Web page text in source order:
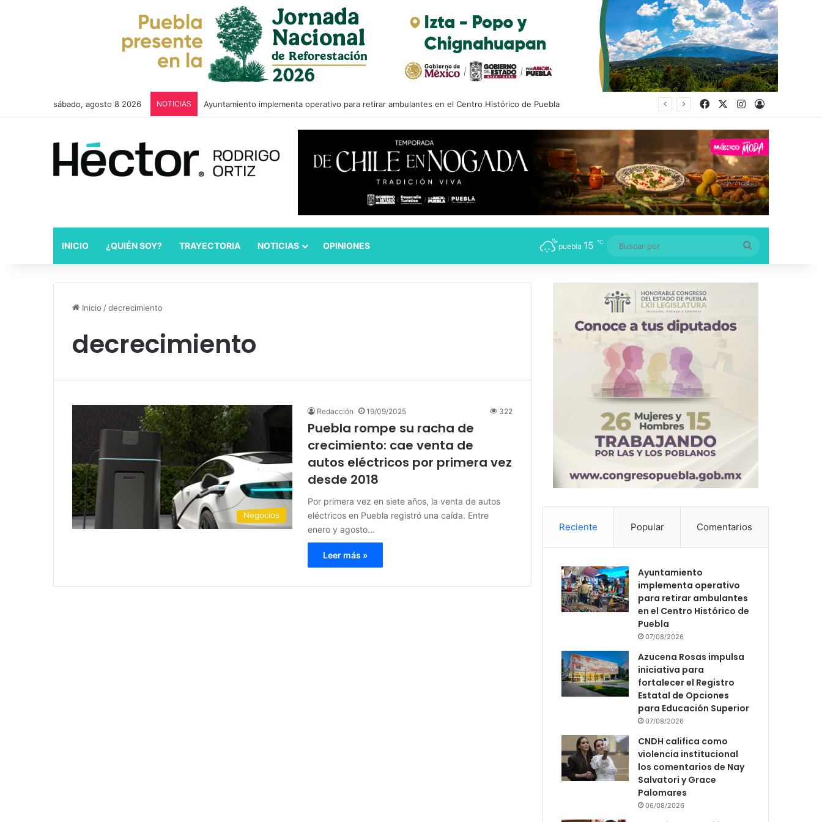
sábado, agosto 8 2026 NOTICIAS Ayuntamiento implementa operativo para retirar ambulantes en el Centro Histórico de Puebla FacebookInstagram
INICIO ¿QUIÉN SOY? TRAYECTORIA NOTICIAS OPINIONES puebla 15 ℃
por
Inicio /decrecimiento
decrecimiento
Negocios
Redacción 19/09/2025 322
Puebla rompe su racha de
crecimiento: cae venta de
autos eléctricos por primera vez
desde 2018
Por primera vez en siete años, la venta de autos
eléctricos en Puebla registró una caída. Entre
enero y agosto…
Leer más »
Reciente Popular Comentarios
Ayuntamiento
implementa operativo
para retirar ambulantes
en el Centro Histórico de
Puebla
07/08/2026
Azucena Rosas impulsa
iniciativa para
fortalecer el Registro
Estatal de Opciones
para Educación Superior
07/08/2026
CNDH califica como
violencia institucional
los comentarios de Nay
Salvatori y Grace
Palomares
06/08/2026